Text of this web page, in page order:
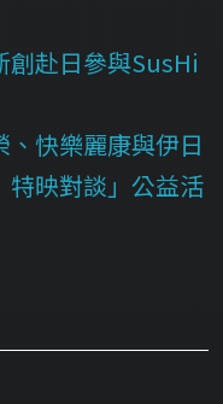
創赴日參與SusHi
快樂麗康與伊日
特映對談」公益活